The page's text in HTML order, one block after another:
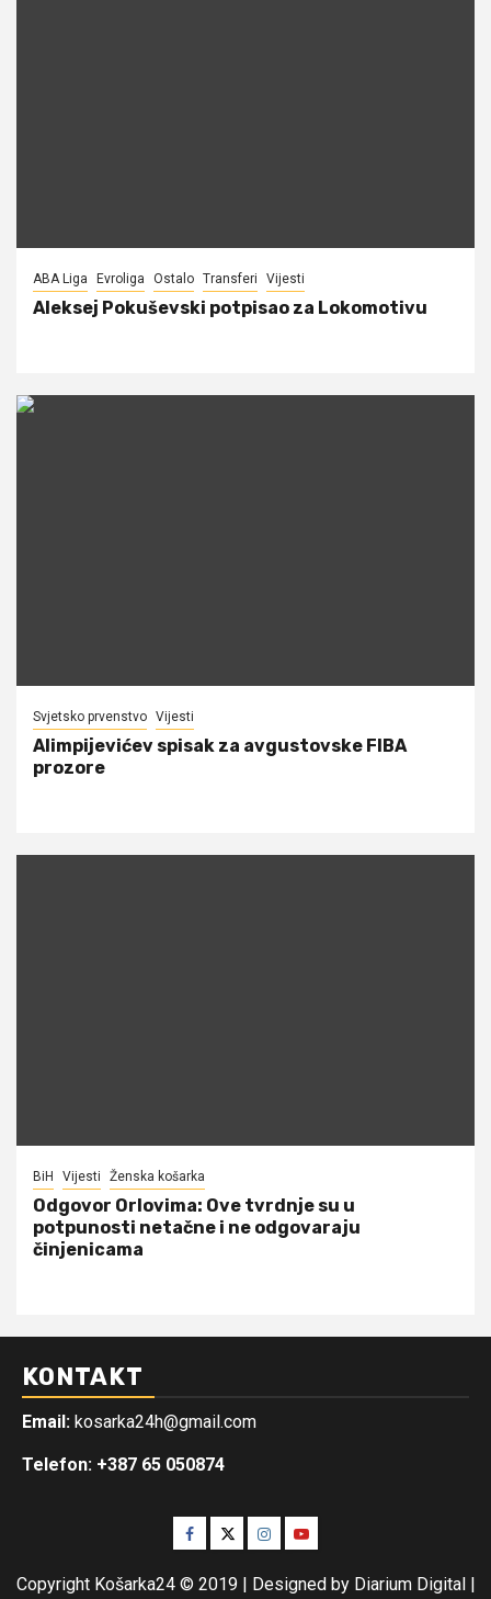
ABA Liga Evroliga Ostalo Transferi Vijesti
Aleksej Pokuševski potpisao za Lokomotivu
Svjetsko prvenstvo Vijesti
Alimpijevićev spisak za avgustovske FIBA
prozore
BiH Vijesti Ženska košarka
Odgovor Orlovima: ​Ove tvrdnje su u
potpunosti netačne i ne odgovaraju
činjenicama
KONTAKT
Email: kosarka24h@gmail.com
Telefon: +387 65 050874
Facebook
TwitterInstagram
Youtube
Copyright Košarka24 © 2019 | Designed by Diarium Digital |